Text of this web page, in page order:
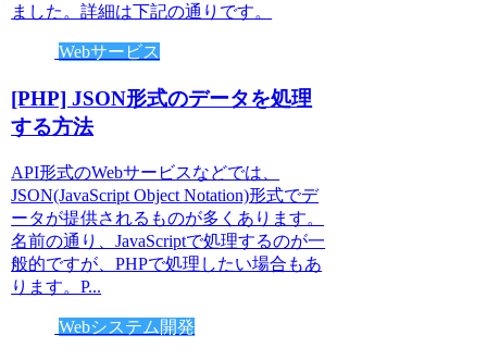
ました。詳細は下記の通りです。
Webサービス
[PHP] JSON形式のデータを処理
する方法
API形式のWebサービスなどでは、
JSON(JavaScript Object Notation)形式でデ
ータが提供されるものが多くあります。
名前の通り、JavaScriptで処理するのが一
般的ですが、PHPで処理したい場合もあ
ります。P...
Webシステム開発